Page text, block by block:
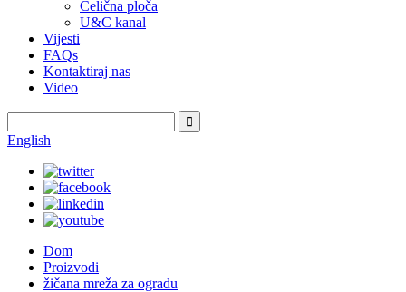
Čelična ploča
U&C kanal
Vijesti
FAQs
Kontaktiraj nas
Video
English
Dom
Proizvodi
žičana mreža za ogradu